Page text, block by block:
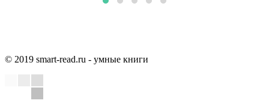
© 2019 smart-read.ru - умные книги